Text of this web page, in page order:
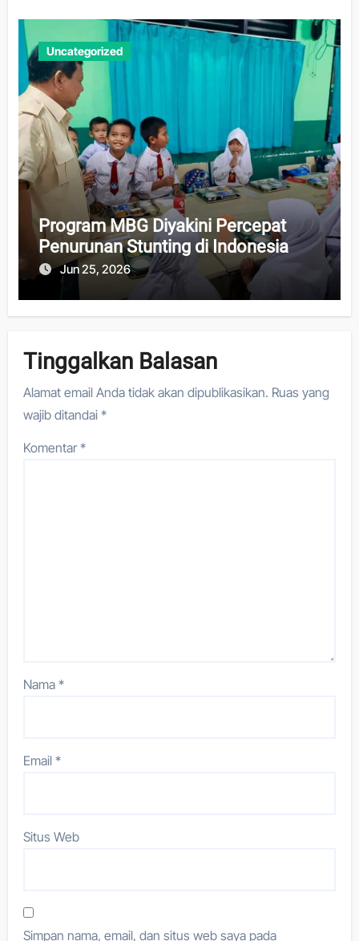
Uncategorized
Program MBG Diyakini Percepat
Penurunan Stunting di Indonesia
Jun 25, 2026
Tinggalkan Balasan
Alamat email Anda tidak akan dipublikasikan. Ruas yang
wajib ditandai*
Komentar*
Nama*
Email*
Situs Web
Simpan nama, email, dan situs web saya pada